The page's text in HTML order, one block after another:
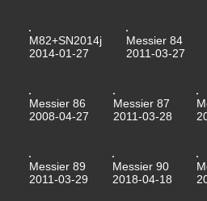
M82+SN2014j
2014-01-27
Messier 84
2011-03-27
Messier 86
2008-04-27
Messier 87
2011-03-28
Messier 89
2011-03-29
Messier 90
2018-04-18